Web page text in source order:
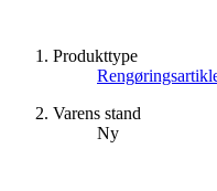
Produkttype
Varens stand
Ny